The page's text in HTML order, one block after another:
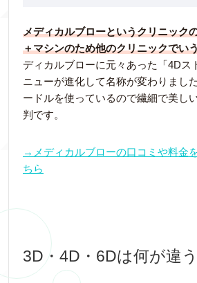
メディカルブローというクリニック
＋マシンのため他のクリニックでい
ディカルブローに元々あった「4Dス
ニューが進化して名称が変わりまし
ードルを使っているので繊細で美し
判です。
→メディカルブローの口コミや料金
ちら
3D・4D・6Dは何が違